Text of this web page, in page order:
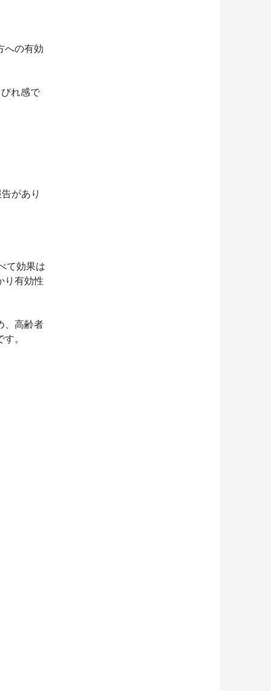
への有効
れ感で
があり
て効果は
り有効性
、高齢者
。